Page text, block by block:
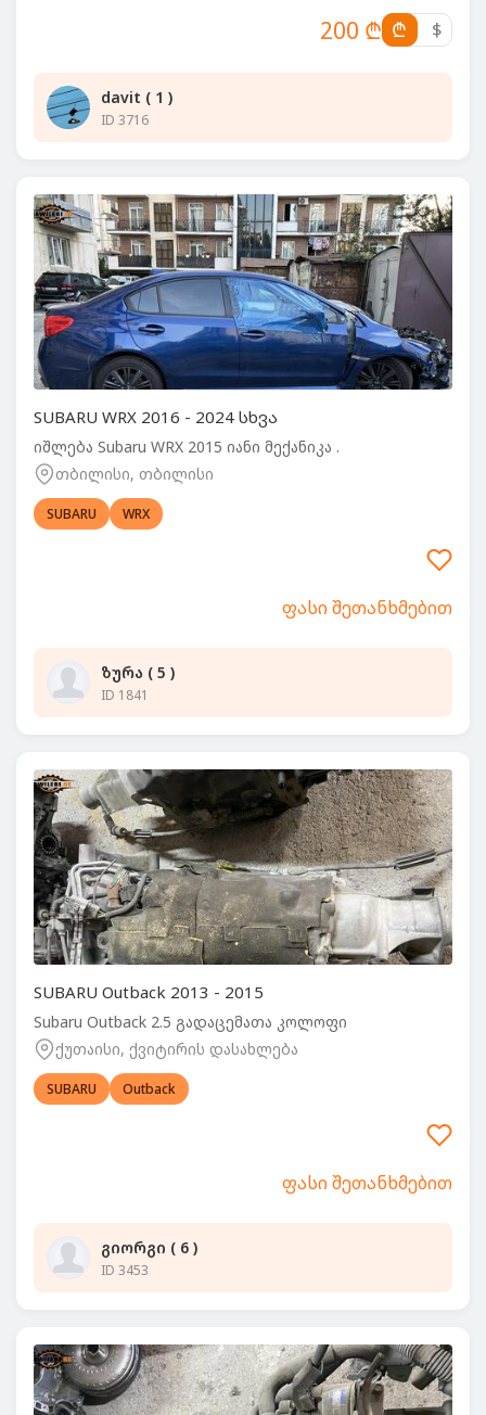
200 ₾ ₾ $
davit ( 1 )
ID 3716
SUBARU WRX 2016 - 2024 სხვა
იშლება Subaru WRX 2015 იანი მექანიკა .
თბილისი, თბილისი
SUBARU WRX
ფასი შეთანხმებით
ზურა ( 5 )
ID 1841
SUBARU Outback 2013 - 2015
Subaru Outback 2.5 გადაცემათა კოლოფი
ქუთაისი, ქვიტირის დასახლება
SUBARU Outback
ფასი შეთანხმებით
გიორგი ( 6 )
ID 3453